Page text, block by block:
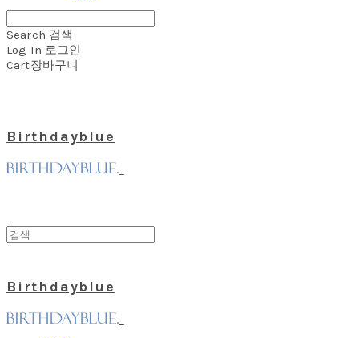
Search 검색
Log In 로그인
Cart장바구니
Birthdayblue
Birthdayblue